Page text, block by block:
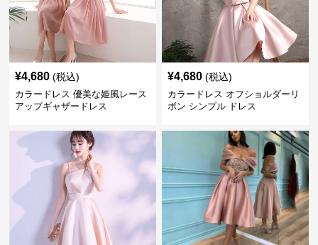
¥4,680 (税込)
カラードレス 優美な姫風レース
アップギャザードレス
¥4,680 (税込)
カラードレス オフショルダーリ
ボン シンプル ドレス